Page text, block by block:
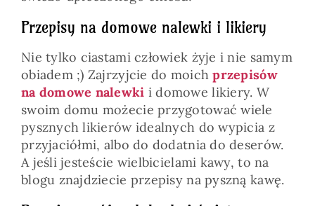
Przepisy na domowe nalewki i likiery
Nie tylko ciastami człowiek żyje i nie samym
obiadem ;) Zajrzyjcie do moichprzepisów
na domowe nalewki i domowe likiery. W
swoim domu możecie przygotować wiele
pysznych likierów idealnych do wypicia z
przyjaciółmi, albo do dodatnia do deserów.
A jeśli jesteście wielbicielami kawy, to na
blogu znajdziecie przepisy na pyszną kawę.